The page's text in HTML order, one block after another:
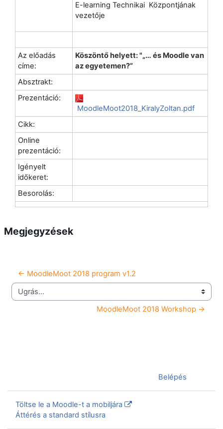
E-learning Technikai Központjának
vezetője
Az előadás
címe:
Köszöntő helyett: "„… és Moodle van
az egyetemen?”
Absztrakt:
Prezentáció:
MoodleMoot2018_KiralyZoltan.pdf
Cikk:
Online
prezentáció:
Igényelt
időkeret:
Besorolás:
Megjegyzések
← MoodleMoot 2018 program v1.2
Ugrás...
MoodleMoot 2018 Workshop →
Belépés
Töltse le a Moodle-t a mobiljára
Áttérés a standard stílusra